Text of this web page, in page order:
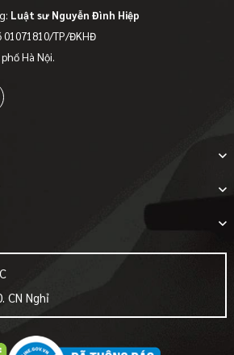
Luật sư Nguyễn Đình Hiệp
01071810/TP/ĐKHĐ
Hà Nội.
CN Nghỉ